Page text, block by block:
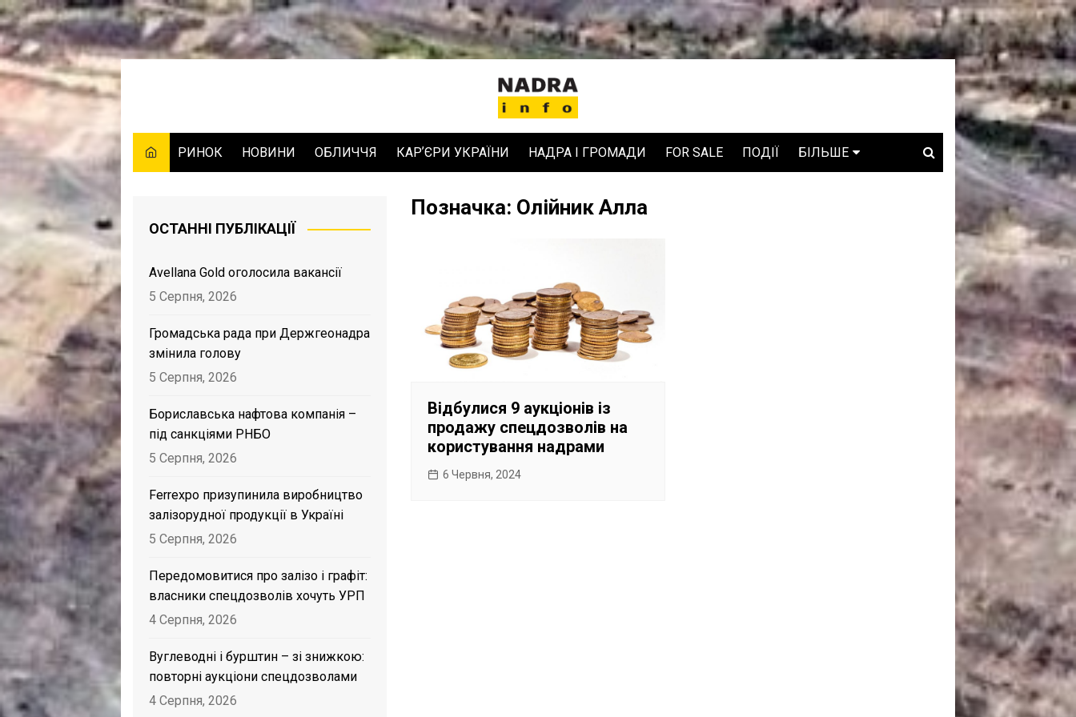
Skip
to
РИНОК НОВИНИ ОБЛИЧЧЯ КАРʼЄРИ УКРАЇНИ НАДРА І ГРОМАДИ FOR SALE ПОДІЇ БІЛЬШЕ
Позначка: Олійник Алла
Відбулися 9 аукціонів із
продажу спецдозволів на
користування надрами
6 Червня, 2024
ОСТАННІ ПУБЛІКАЦІЇ
Avellana Gold оголосила вакансії
5 Серпня, 2026
Громадська рада при Держгеонадра
змінила голову
5 Серпня, 2026
Бориславська нафтова компанія –
під санкціями РНБО
5 Серпня, 2026
Ferrexpo призупинила виробництво
залізорудної продукції в Україні
5 Серпня, 2026
Передомовитися про залізо і графіт:
власники спецдозволів хочуть УРП
4 Серпня, 2026
Вуглеводні і бурштин – зі знижкою:
повторні аукціони спецдозволами
4 Серпня, 2026